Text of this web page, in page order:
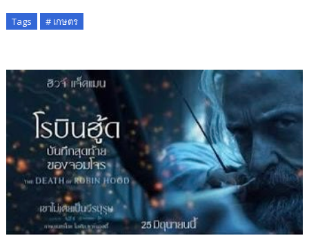
Tags # เกษตร